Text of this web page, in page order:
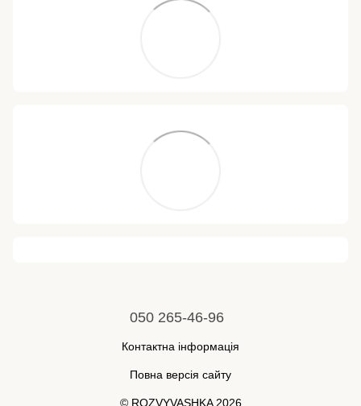
050 265-46-96
Контактна інформація
Повна версія сайту
© ROZVYVASHKA 2026